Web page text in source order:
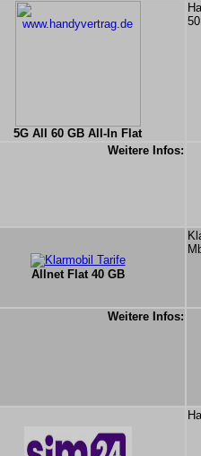
5G All 60 GB All-In Flat
Weitere Infos:
Allnet Flat 40 GB
Weitere Infos: